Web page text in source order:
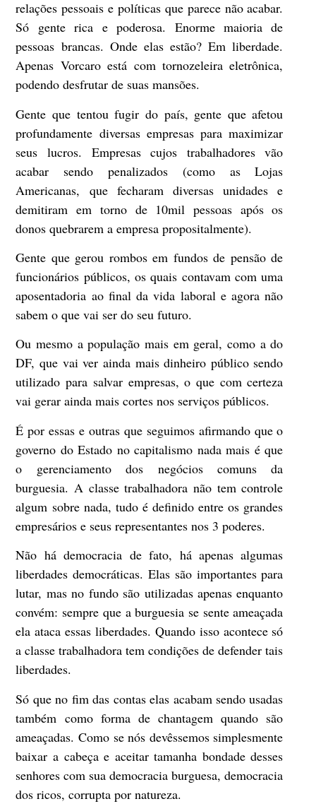
relações pessoais e políticas que parece não acabar.
Só gente rica e poderosa. Enorme maioria de
pessoas brancas. Onde elas estão? Em liberdade.
Apenas Vorcaro está com tornozeleira eletrônica,
podendo desfrutar de suas mansões.
Gente que tentou fugir do país, gente que afetou
profundamente diversas empresas para maximizar
seus lucros. Empresas cujos trabalhadores vão
acabar sendo penalizados (como as Lojas
Americanas, que fecharam diversas unidades e
demitiram em torno de 10mil pessoas após os
donos quebrarem a empresa propositalmente).
Gente que gerou rombos em fundos de pensão de
funcionários públicos, os quais contavam com uma
aposentadoria ao final da vida laboral e agora não
sabem o que vai ser do seu futuro.
Ou mesmo a população mais em geral, como a do
DF, que vai ver ainda mais dinheiro público sendo
utilizado para salvar empresas, o que com certeza
vai gerar ainda mais cortes nos serviços públicos.
É por essas e outras que seguimos afirmando que o
governo do Estado no capitalismo nada mais é que
o gerenciamento dos negócios comuns da
burguesia. A classe trabalhadora não tem controle
algum sobre nada, tudo é definido entre os grandes
empresários e seus representantes nos 3 poderes.
Não há democracia de fato, há apenas algumas
liberdades democráticas. Elas são importantes para
lutar, mas no fundo são utilizadas apenas enquanto
convém: sempre que a burguesia se sente ameaçada
ela ataca essas liberdades. Quando isso acontece só
a classe trabalhadora tem condições de defender tais
liberdades.
Só que no fim das contas elas acabam sendo usadas
também como forma de chantagem quando são
ameaçadas. Como se nós devêssemos simplesmente
baixar a cabeça e aceitar tamanha bondade desses
senhores com sua democracia burguesa, democracia
dos ricos, corrupta por natureza.